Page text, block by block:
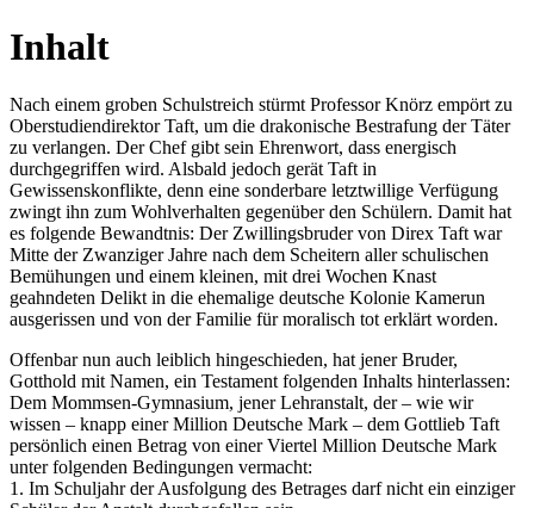
Inhalt
Nach einem groben Schulstreich stürmt Professor Knörz empört zu
Oberstudiendirektor Taft, um die drakonische Bestrafung der Täter
zu verlangen. Der Chef gibt sein Ehrenwort, dass energisch
durchgegriffen wird. Alsbald jedoch gerät Taft in
Gewissenskonflikte, denn eine sonderbare letztwillige Verfügung
zwingt ihn zum Wohlverhalten gegenüber den Schülern. Damit hat
es folgende Bewandtnis: Der Zwillingsbruder von Direx Taft war
Mitte der Zwanziger Jahre nach dem Scheitern aller schulischen
Bemühungen und einem kleinen, mit drei Wochen Knast
geahndeten Delikt in die ehemalige deutsche Kolonie Kamerun
ausgerissen und von der Familie für moralisch tot erklärt worden.
Offenbar nun auch leiblich hingeschieden, hat jener Bruder,
Gotthold mit Namen, ein Testament folgenden Inhalts hinterlassen:
Dem Mommsen-Gymnasium, jener Lehranstalt, der – wie wir
wissen – knapp einer Million Deutsche Mark – dem Gottlieb Taft
persönlich einen Betrag von einer Viertel Million Deutsche Mark
unter folgenden Bedingungen vermacht:
1. Im Schuljahr der Ausfolgung des Betrages darf nicht ein einziger